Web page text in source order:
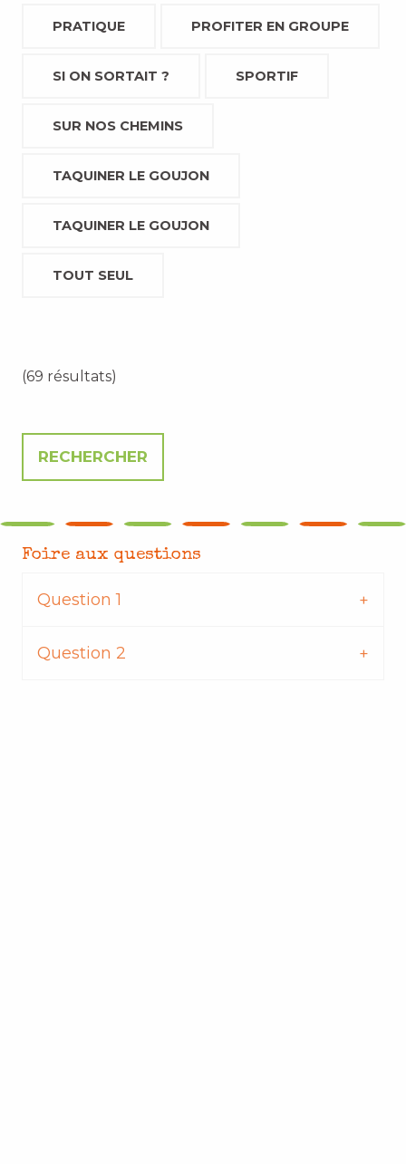
PRATIQUE PROFITER EN GROUPE
SI ON SORTAIT ? SPORTIF
SUR NOS CHEMINS
TAQUINER LE GOUJON
TAQUINER LE GOUJON
TOUT SEUL
(69 résultats)
Foire aux questions
Question 1
Question 2